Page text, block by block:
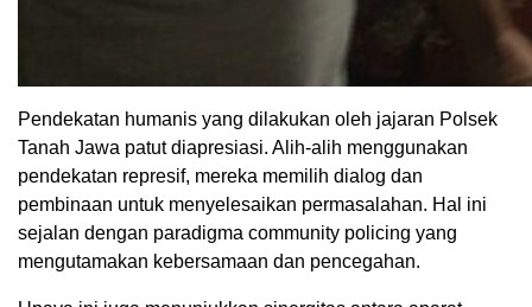
Pendekatan humanis yang dilakukan oleh jajaran Polsek
Tanah Jawa patut diapresiasi. Alih-alih menggunakan
pendekatan represif, mereka memilih dialog dan
pembinaan untuk menyelesaikan permasalahan. Hal ini
sejalan dengan paradigma community policing yang
mengutamakan kebersamaan dan pencegahan.